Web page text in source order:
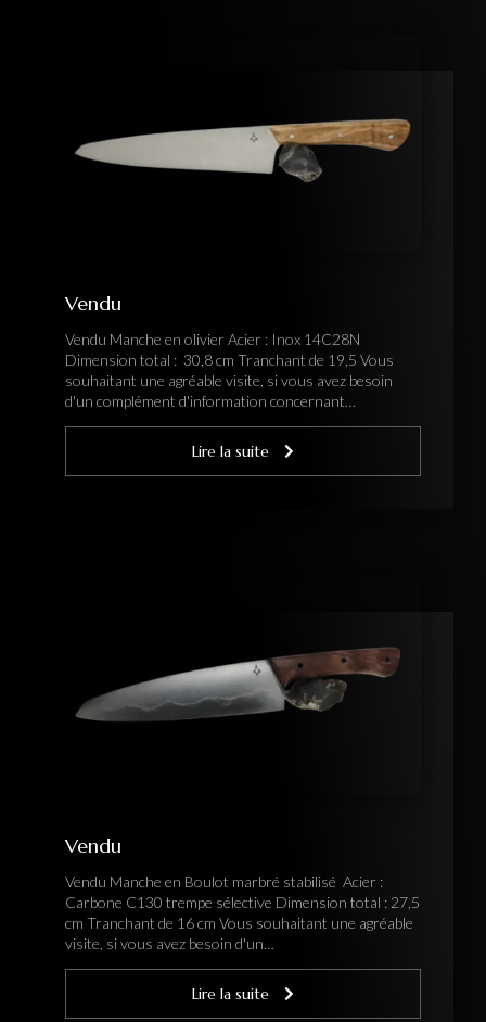
Vendu
Vendu Manche en olivier Acier : Inox 14C28N
Dimension total : 30,8 cm Tranchant de 19,5 Vous
souhaitant une agréable visite, si vous avez besoin
d'un complément d'information concernant…
Lire la suite
Vendu
Vendu Manche en Boulot marbré stabilisé Acier :
Carbone C130 trempe sélective Dimension total : 27,5
cm Tranchant de 16 cm Vous souhaitant une agréable
visite, si vous avez besoin d'un…
Lire la suite